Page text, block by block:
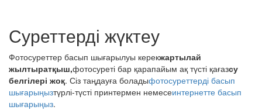
Суреттерді жүктеу
Фотосуреттер басып шығарылуы керекжартылай
жылтыратқыш,фотосуреті бар қарапайым ақ түсті қағазсу
белгілері жоқ. Сіз таңдауға боладыфотосуреттерді басып
шығарыңызтүрлі-түсті принтермен немесеинтернетте басып
шығарыңыз.